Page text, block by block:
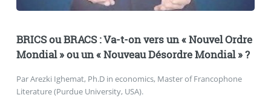
BRICS ou BRACS : Va-t-on vers un « Nouvel Ordre
Mondial » ou un « Nouveau Désordre Mondial » ?
Par Arezki Ighemat, Ph.D in economics, Master of Francophone
Literature (Purdue University, USA).